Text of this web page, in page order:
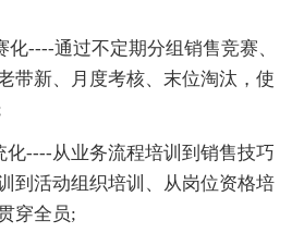
----通过不定期分组销售竞赛、
带新、月度考核、末位淘汰，使
----从业务流程培训到销售技巧
到活动组织培训、从岗位资格培
穿全员;